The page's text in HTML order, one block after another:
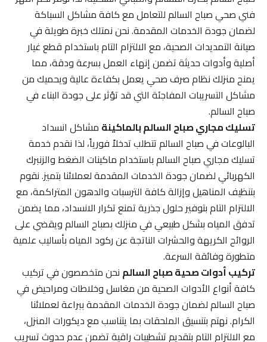
فني صحي صباح السالم للتعامل مع كافة مشاكل السباكة
لضمان جودة الخدمات المقدمة. نحن نمتلك خبرة طويلة في
صيانة التمديدات الصحية، مع الالتزام التام باستخدام قطع غيار
أصلية وأدوات حديثة تضمن إنهاء العمل بسرعة ودقة، مما
يمنح منزلك نظام صرف صحي يعمل بكفاءة عالية ويحميك من
مشاكل التسريبات المفاجئة التي قد تؤثر على جودة البناء في
صباح السالم.
تسليك مجاري صباح السالم بالماكينةمشاكل انسداد
البالوعات في صباح السالم تتطلب تدخلاً فورياً، لذا نقدم خدمة
تسليك مجاري صباح السالم باستخدام ماكينات الضغط والزنبرك
الكهربائي لضمان جودة الخدمات المقدمة لعملائنا بتميز. نقوم
بتنظيف المناهيل وإزالة كافة الترسبات والدهون المتراكمة، مع
الالتزام التام بتوفير حلول جذرية تمنع تكرار الانسداد، مما يضمن
تدفق المياه بشكل طبيعي في منزلك بصباح السالم ويقضي على
الروائح الكريهة والحشرات الناتجة عن ركود المياه بأساليب علمية
متطورة وفائقة السرعة.
تركيب أدوات صحية صباح السالمنحن متخصصون في تركيب
كافة أنواع الأدوات الصحية من مغاسل وخلاطات ومراحيض في
صباح السالم لضمان جودة الخدمات المقدمة ببراعة لعملائنا
الكرام. نهتم بتنسيق الملحقات بما يتناسب مع ديكورات المنزل،
مع الالتزام التام بتقديم تشطيبات راقية تضمن عدم حدوث تسريب